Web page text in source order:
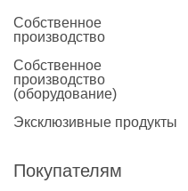
Каталог материалов
Доставка и оплата
Собственное
производство
Собственное
производство
(оборудование)
Эксклюзивные продукты
Покупателям